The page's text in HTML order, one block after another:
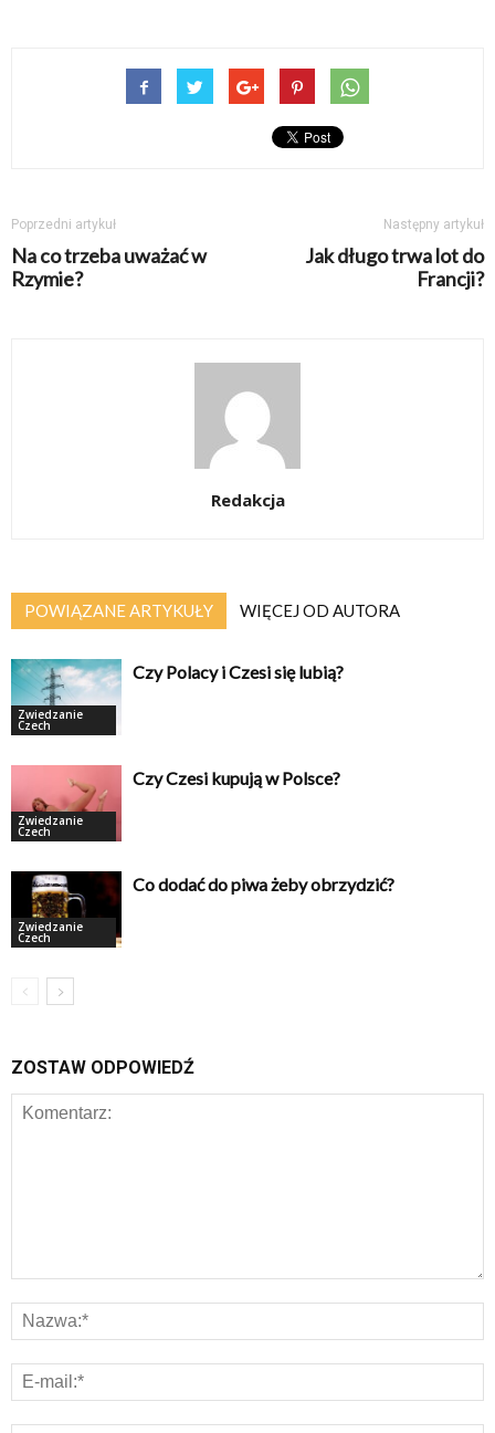
Poprzedni artykuł
Na co trzeba uważać w
Rzymie?
Następny artykuł
Jak długo trwa lot do
Francji?
Redakcja
POWIĄZANE ARTYKUŁY WIĘCEJ OD AUTORA
Zwiedzanie
Czech
Czy Polacy i Czesi się lubią?
Zwiedzanie
Czech
Czy Czesi kupują w Polsce?
Zwiedzanie
Czech
Co dodać do piwa żeby obrzydzić?
ZOSTAW ODPOWIEDŹ